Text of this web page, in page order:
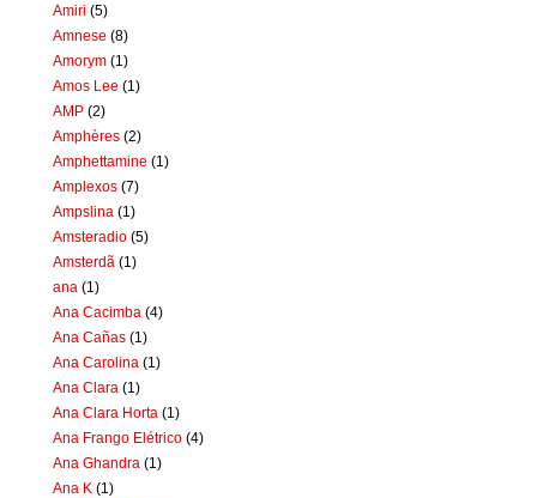
Amiri (5)
Amnese (8)
Amorym (1)
Amos Lee (1)
AMP (2)
Amphères (2)
Amphettamine (1)
Amplexos (7)
Ampslina (1)
Amsteradio (5)
Amsterdã (1)
ana (1)
Ana Cacimba (4)
Ana Cañas (1)
Ana Carolina (1)
Ana Clara (1)
Ana Clara Horta (1)
Ana Frango Elétrico (4)
Ana Ghandra (1)
Ana K (1)